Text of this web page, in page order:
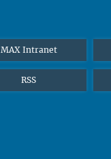
MAX Intranet
RSS